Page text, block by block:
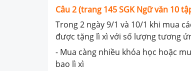
Câu 2 (trang 145 SGK Ngữ văn 10
Trong 2 ngày 9/1 và 10/1 khi mua
được tặng lì xì với số lượng tương
- Mua càng nhiều khóa học hoặc
bao lì xì